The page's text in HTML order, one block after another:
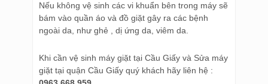
Nếu không vệ sinh các vi khuẩn bên trong máy sẽ
bám vào quần áo và đồ giặt gây ra các bệnh
ngoài da, như ghẻ , dị ứng da, viêm da.
Khi cần vệ sinh máy giặt tại Cầu Giấy và Sửa máy
giặt tại quận Cầu Giấy quý khách hãy liên hệ :